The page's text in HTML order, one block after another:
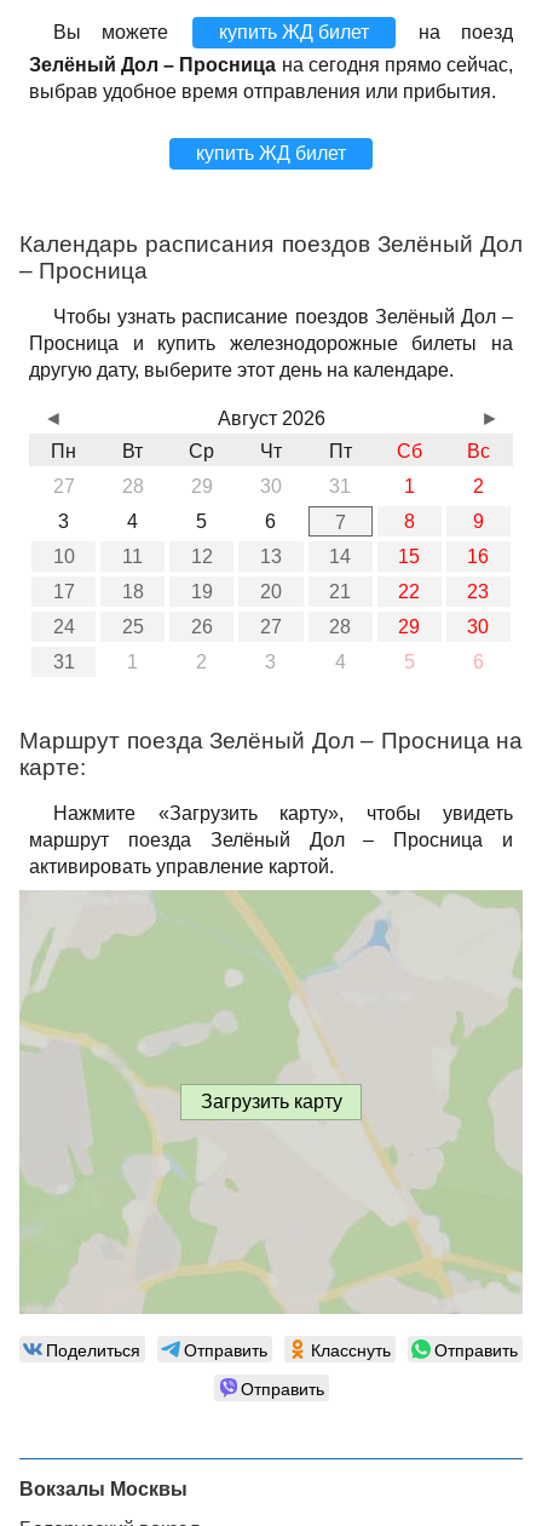
Вы можете купить ЖД билет
на поезд
Зелёный Дол – Просница на сегодня прямо сейчас,
выбрав удобное время отправления или прибытия.
купить ЖД билет
Календарь расписания поездов Зелёный Дол
– Просница
Чтобы узнать расписание поездов Зелёный Дол –
Просница и купить железнодорожные билеты на
другую дату, выберите этот день на календаре.
Август 2026
Пн
Вт Ср Чт Пт Сб
Вс
27
28 29 30 31 1
2
3
4 5 6 7 8
9
10
11 12 13 14 15
16
17
18 19 20 21 22
23
24
25 26 27 28 29
30
31
1 2 3 4 5 6
◄ ►
Маршрут поезда Зелёный Дол – Просница на
карте:
Нажмите «Загрузить карту», чтобы увидеть
маршрут поезда Зелёный Дол – Просница и
активировать управление картой.
Загрузить карту
Поделиться Отправить Класснуть
Отправить
Отправить
Вокзалы Москвы